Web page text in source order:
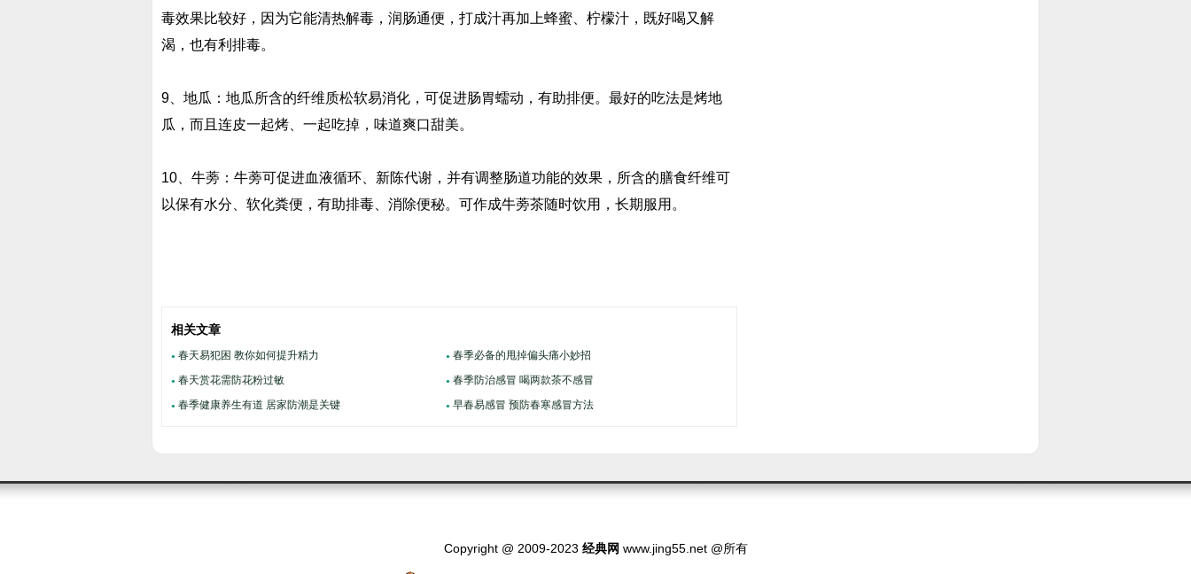
毒效果比较好，因为它能清热解毒，润肠通便，打成汁再加上蜂蜜、柠檬汁，既好喝又解
渴，也有利排毒。
9、地瓜：地瓜所含的纤维质松软易消化，可促进肠胃蠕动，有助排便。最好的吃法是烤地
瓜，而且连皮一起烤、一起吃掉，味道爽口甜美。
10、牛蒡：牛蒡可促进血液循环、新陈代谢，并有调整肠道功能的效果，所含的膳食纤维可
以保有水分、软化粪便，有助排毒、消除便秘。可作成牛蒡茶随时饮用，长期服用。
相关文章
● 春天易犯困 教你如何提升精力 ● 春季必备的甩掉偏头痛小妙招
● 春天赏花需防花粉过敏 ● 春季防治感冒 喝两款茶不感冒
● 春季健康养生有道 居家防潮是关键 ● 早春易感冒 预防春寒感冒方法
Copyright @ 2009-2023 经典网 www.jing55.net @所有